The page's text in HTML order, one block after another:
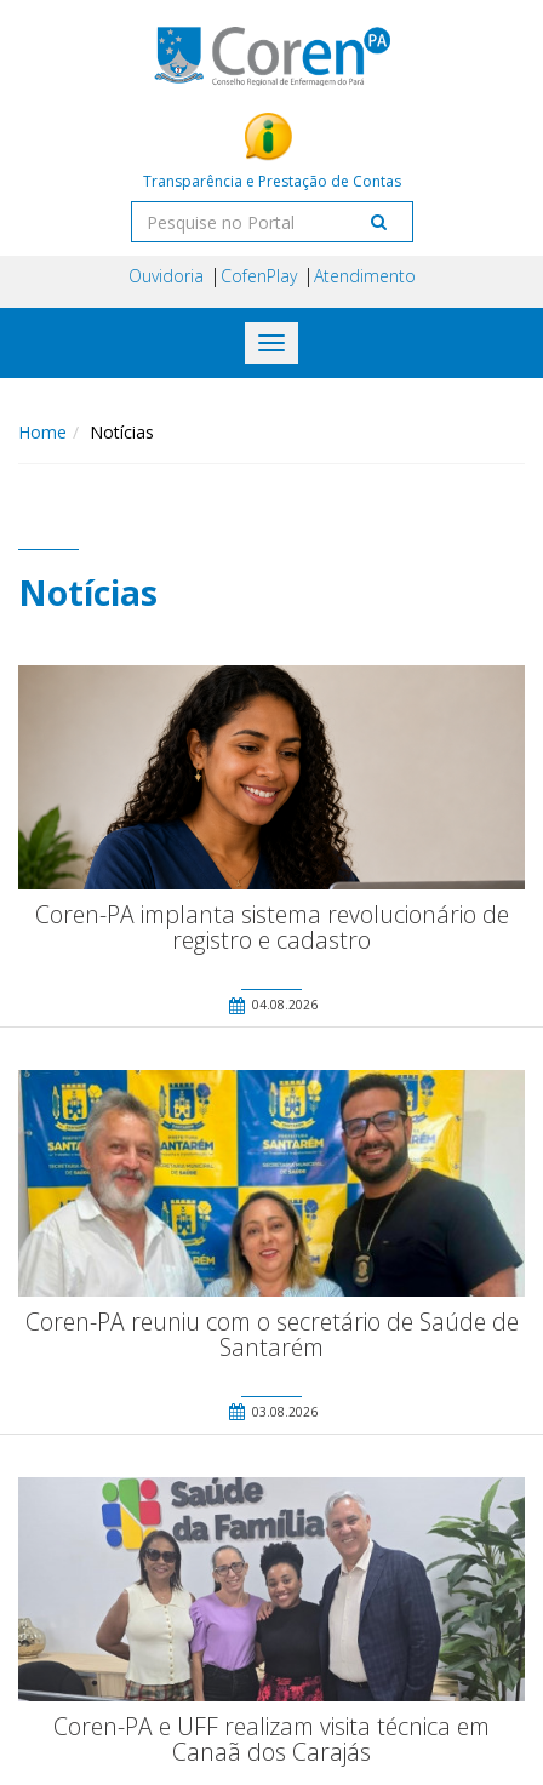
Transparência e Prestação de Contas
Ouvidoria CofenPlay Atendimento
Toggle
navigation
Home Notícias
Notícias
Coren-PA implanta sistema revolucionário de
registro e cadastro
04.08.2026
Coren-PA reuniu com o secretário de Saúde de
Santarém
03.08.2026
Coren-PA e UFF realizam visita técnica em
Canaã dos Carajás